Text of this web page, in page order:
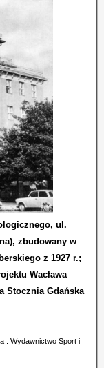
ul.
zbudowany w
z 1927 r.;
Wacława
Stocznia Gdańska
: Wydawnictwo Sport i